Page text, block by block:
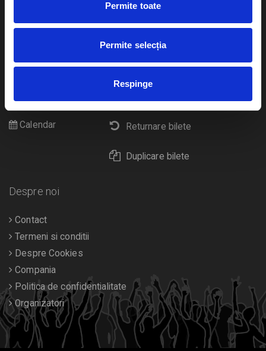
Permite toate
Permite selecția
Respinge
Cum comand bilete?
eBilet printat acasa
Returnare bilete
Duplicare bilete
Pentru copii
Diverse
Calendar
Despre noi
Contact
Termeni si conditii
Despre Cookies
Compania
Politica de confidentialitate
Organizatori